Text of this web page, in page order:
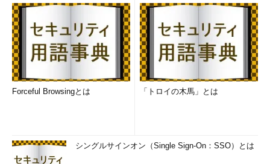
貢献者一覧：こうしす！/クレジット
Forceful Browsingとは 「トロイの木馬」とは
シングルサインオン（Single Sign-On：SSO）とは